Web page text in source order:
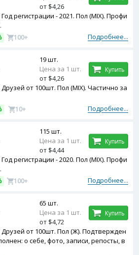
регистрации - 2021. Пол (MIX). Профи
Подробнее...
100+
от $4,26
от 100шт. Пол (MIX). Частично за
Подробнее...
10+
19 шт.
Цена за 1 шт.
от $4,26
Купить
регистрации - 2020. Пол (MIX). Профи
Подробнее...
100+
115 шт.
Цена за 1 шт.
от $4,44
Купить
от 100шт. Пол (Ж). Подтвержден
о себе, фото, записи, репосты, в
65 шт.
Цена за 1 шт.
от $4,72
Купить